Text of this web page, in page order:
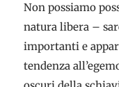
Non possiamo
natura libera –
importanti e
tendenza